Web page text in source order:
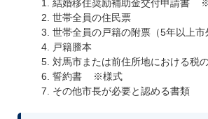
結婚移住奨励補助金交付申請書
世帯全員の住民票
世帯全員の戸籍の附票（5年以上市
戸籍謄本
対馬市または前住所地における税
誓約書 ※様式
その他市長が必要と認める書類